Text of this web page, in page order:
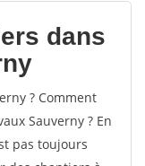
dans
? Comment
Sauverny ? En
pas toujours